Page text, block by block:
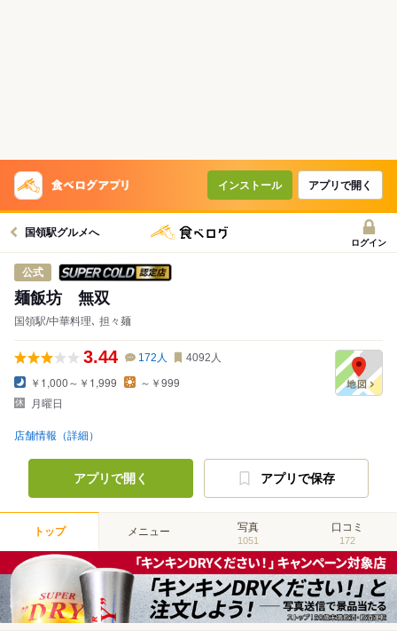
インストール アプリで開く
国領駅グルメへ
ログイン
公式
麺飯坊 無双
国領駅/中華料理､ 担々麺
3.44 172 人 4092 人
￥1,000～￥1,999
～￥999
月曜日
店舗情報（詳細）
アプリで開く アプリで保存
トップ メニュー 写真
1051
口コミ
172